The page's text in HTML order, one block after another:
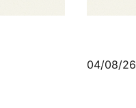
04/08/26